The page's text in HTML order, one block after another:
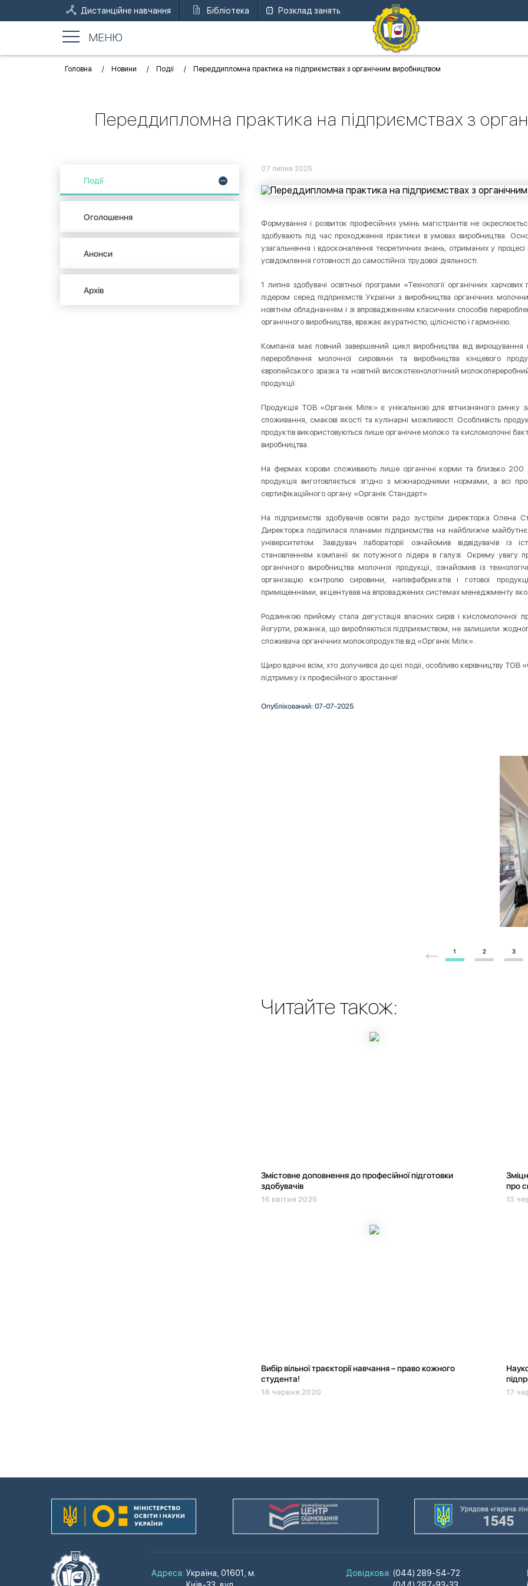
Дистанційне навчання Бібліотека Розклад занять
МЕНЮ
Головна Новини Події Переддипломна практика на підприємствах з органічним виробництвом
Переддипломна практика на підприємствах з
Події
Оголошення
Анонси
Архів
07 липня 2025
Формування і розвиток професійних умінь магістрантів не
здобувають під час проходження практики в умовах виробництва.
узагальнення і вдосконалення теоретичних знань, отриманих у
усвідомлення готовності до самостійної трудової діяльності.
1 липня здобувачі освітньої програми «Технології органічних
лідером серед підприємств України з виробництва органічних
новітнім обладнанням і зі впровадженням класичних способів
органічного виробництва, вражає акуратністю, цілісністю і гармонією.
Компанія має повний завершений цикл виробництва від вирощування
перероблення молочної сировини та виробництва кінцевого
європейського зразка та новітній високотехнологічний
продукції.
Продукція ТОВ «Органік Мілк» є унікальною для вітчизняного ринку
споживання, смакові якості та кулінарні можливості. Особливість
продуктів використовуються лише органічне молоко та кисломолочні
виробництва.
На фермах корови споживають лише органічні корми та близько 200
продукція виготовляється згідно з міжнародними нормами, а всі
сертифікаційного органу «Органік Стандарт».
На підприємстві здобувачів освіти радо зустріли директорка Олена
Директорка поділилася планами підприємства на найближче майбутнє
університетом. Завідувач лабораторії ознайомив відвідувачів із
становленням компанії як потужного лідера в галузі. Окрему увагу
органічного виробництва молочної продукції, ознайомив із
організацію контролю сировини, напівфабрикатів і готової
приміщеннями, акцентував на впроваджених системах менеджменту
Родзинкою прийому стала дегустація власних сирів і кисломолочної
йогурти, ряжанка, що виробляються підприємством, не залишили
споживача органічних молокопродуктів від «Органік Мілк».
Щиро вдячні всім, хто долучився до цієї події, особливо керівництву ТОВ
підтримку їх професійного зростання!
Опублікований: 07-07-2025
1 2 3
Читайте також:
Змістовне доповнення до професійної підготовки
здобувачів
16 квітня 2025
про
13
Вибір вільної траєкторії навчання – право кожного
студента!
18 червня 2020 17
Адреса: Україна, 01601, м.
Довідкова: (044) 289-54-72